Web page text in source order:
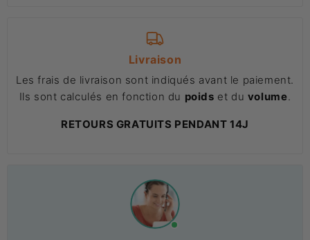
Livraison
Les frais de livraison sont indiqués avant le paiement.
Ils sont calculés en fonction du poids et du volume.
RETOURS GRATUITS PENDANT 14J